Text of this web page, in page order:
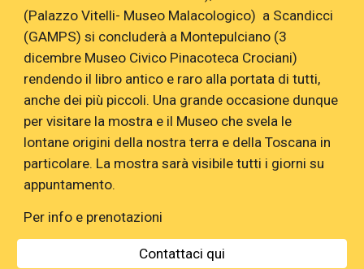
(Palazzo Vitelli- Museo Malacologico) a Scandicci
(GAMPS) si concluderà a Montepulciano (3
dicembre Museo Civico Pinacoteca Crociani)
rendendo il libro antico e raro alla portata di tutti,
anche dei più piccoli. Una grande occasione dunque
per visitare la mostra e il Museo che svela le
lontane origini della nostra terra e della Toscana in
particolare. La mostra sarà visibile tutti i giorni su
appuntamento.
Per info e prenotazioni
Contattaci qui